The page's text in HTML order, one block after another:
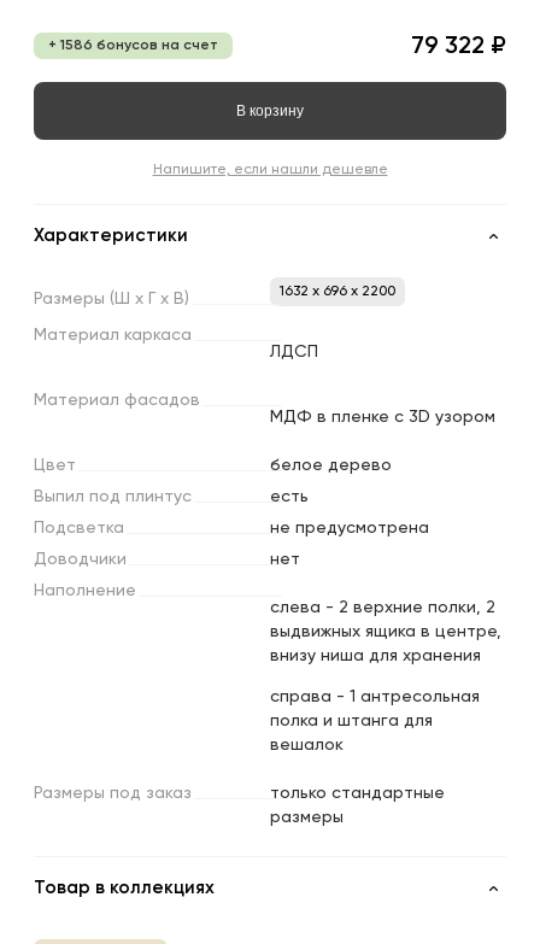
+ 1586 бонусов на счет 79 322 ₽
В корзину
Напишите, если нашли дешевле
Характеристики
Размеры (Ш х х В) 1632 x 696 x 2200
Материал каркаса
ЛДСП
Материал фасадов
МДФ в пленке с 3D узором
Цвет
белое дерево
Выпил под плинтус
есть
Подсветка
не предусмотрена
Доводчики
нет
Наполнение
слева - 2 верхние полки, 2
выдвижных ящика в центре,
внизу ниша для хранения
cправа - 1 антресольная
полка и штанга для
вешалок
Размеры под заказ
только стандартные
размеры
Товар в коллекциях